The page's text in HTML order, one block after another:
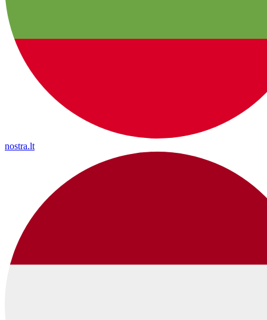
nostra.lt